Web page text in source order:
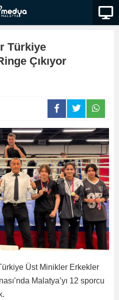
Türkiye
Çıkıyor
Üst Minikler Erkekler
Malatya’yı 12 sporcu